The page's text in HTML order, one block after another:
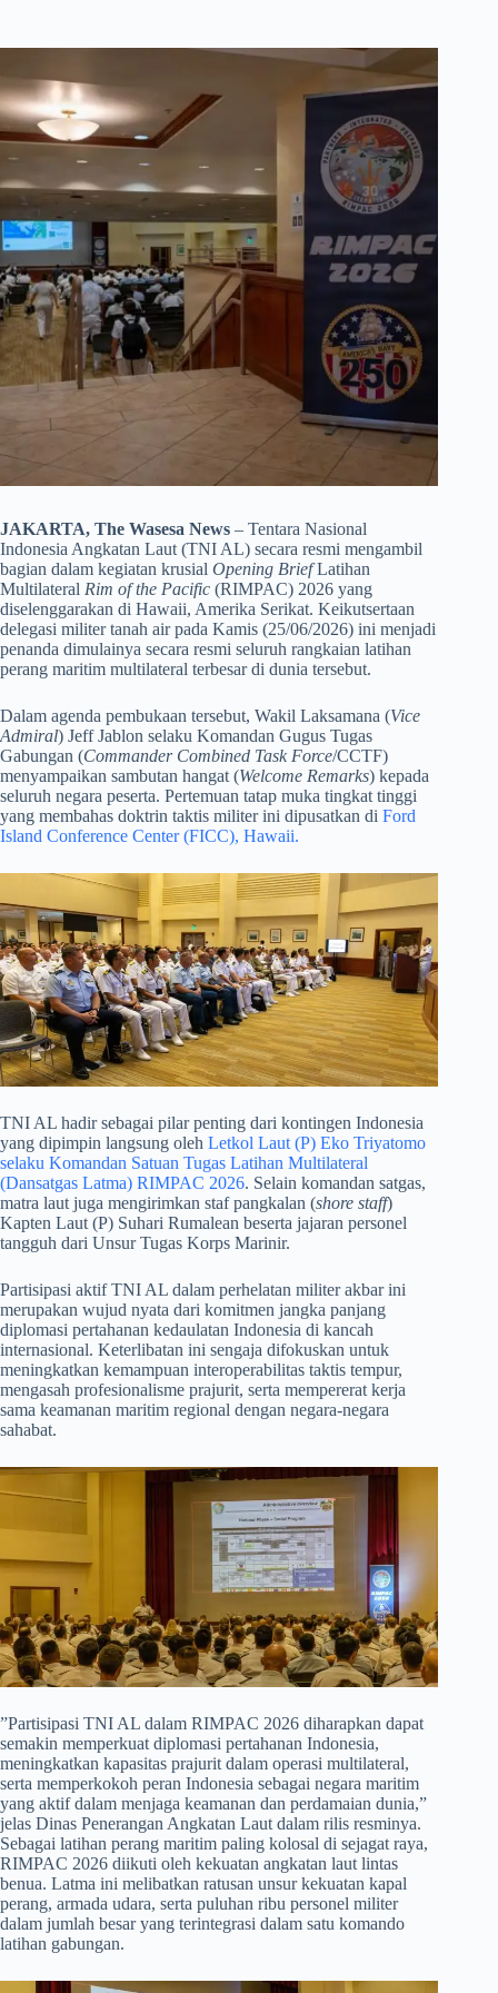
JAKARTA, The Wasesa News – Tentara Nasional
Indonesia Angkatan Laut (TNI AL) secara resmi mengambil
bagian dalam kegiatan krusial Opening BriefLatihan
Multilateral Rim of the Pacific (RIMPAC) 2026 yang
diselenggarakan di Hawaii, Amerika Serikat. Keikutsertaan
delegasi militer tanah air pada Kamis (25/06/2026) ini menjadi
penanda dimulainya secara resmi seluruh rangkaian latihan
perang maritim multilateral terbesar di dunia tersebut.
​Dalam agenda pembukaan tersebut, Wakil Laksamana (Vice
Admiral) Jeff Jablon selaku Komandan Gugus Tugas
Gabungan (Commander Combined Task Force/CCTF)
menyampaikan sambutan hangat (Welcome Remarks) kepada
seluruh negara peserta. Pertemuan tatap muka tingkat tinggi
yang membahas doktrin taktis militer ini dipusatkan di Ford
Island Conference Center (FICC), Hawaii.
​TNI AL hadir sebagai pilar penting dari kontingen Indonesia
yang dipimpin langsung oleh Letkol Laut (P) Eko Triyatomo
selaku Komandan Satuan Tugas Latihan Multilateral
(Dansatgas Latma) RIMPAC 2026. Selain komandan satgas,
matra laut juga mengirimkan staf pangkalan (shore staff)
Kapten Laut (P) Suhari Rumalean beserta jajaran personel
tangguh dari Unsur Tugas Korps Marinir.
​Partisipasi aktif TNI AL dalam perhelatan militer akbar ini
merupakan wujud nyata dari komitmen jangka panjang
diplomasi pertahanan kedaulatan Indonesia di kancah
internasional. Keterlibatan ini sengaja difokuskan untuk
meningkatkan kemampuan interoperabilitas taktis tempur,
mengasah profesionalisme prajurit, serta mempererat kerja
sama keamanan maritim regional dengan negara-negara
sahabat.
​”Partisipasi TNI AL dalam RIMPAC 2026 diharapkan dapat
semakin memperkuat diplomasi pertahanan Indonesia,
meningkatkan kapasitas prajurit dalam operasi multilateral,
serta memperkokoh peran Indonesia sebagai negara maritim
yang aktif dalam menjaga keamanan dan perdamaian dunia,”
jelas Dinas Penerangan Angkatan Laut dalam rilis resminya.
Sebagai latihan perang maritim paling kolosal di sejagat raya,
RIMPAC 2026 diikuti oleh kekuatan angkatan laut lintas
benua. Latma ini melibatkan ratusan unsur kekuatan kapal
perang, armada udara, serta puluhan ribu personel militer
dalam jumlah besar yang terintegrasi dalam satu komando
latihan gabungan.